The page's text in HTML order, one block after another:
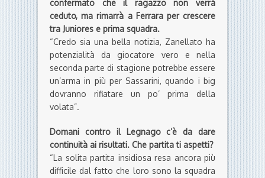
confermato che il ragazzo non verrà
ceduto, ma rimarrà a Ferrara per crescere
tra Juniores e prima squadra.
“Credo sia una bella notizia, Zanellato ha
potenzialità da giocatore vero e nella
seconda parte di stagione potrebbe essere
un’arma in più per Sassarini, quando i big
dovranno rifiatare un po’ prima della
volata”.
Domani contro il Legnago c’è da dare
continuità ai risultati. Che partita ti aspetti?
“La solita partita insidiosa resa ancora più
difficile dal fatto che loro sono la squadra